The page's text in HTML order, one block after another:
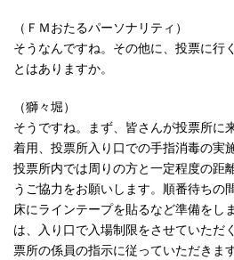
（ＦＭおたるパーソナリティ）
そうなんですね。その他に、投票に行
とはありますか。
（獅々堀）
そうですね。まず、皆さんが投票所に
着用、投票所入り口での手指消毒の実
投票所内では周りの方と一定程度の距
うご協力をお願いします。順番待ちの
床にラインテープを貼るなど準備をし
は、入り口で入場制限をさせていただ
票所の係員の指示に従っていただきま